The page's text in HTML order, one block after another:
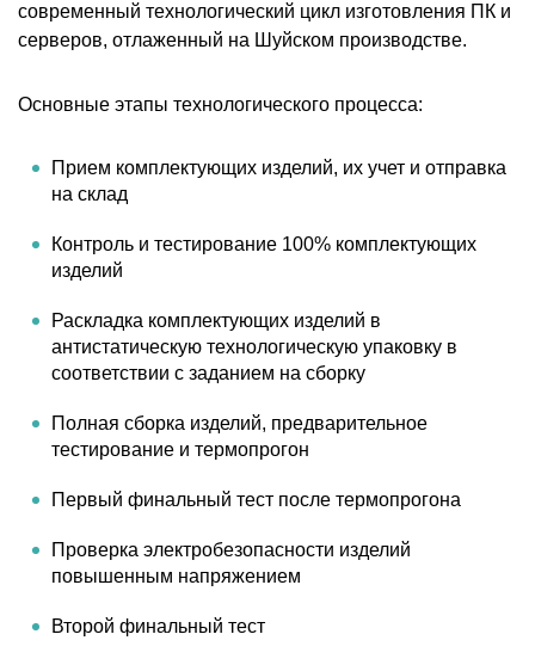
современный технологический цикл изготовления ПК и
серверов, отлаженный на Шуйском производстве.
Основные этапы технологического процесса:
Прием комплектующих изделий, их учет и отправка
на склад
Контроль и тестирование 100% комплектующих
изделий
Раскладка комплектующих изделий в
антистатическую технологическую упаковку в
соответствии с заданием на сборку
Полная сборка изделий, предварительное
тестирование и термопрогон
Первый финальный тест после термопрогона
Проверка электробезопасности изделий
повышенным напряжением
Второй финальный тест